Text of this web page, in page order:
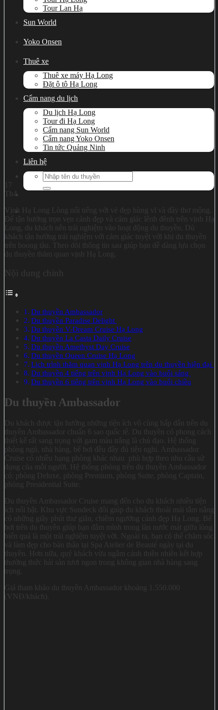
Tour Lan Hạ
Sun World
Yoko Onsen
Thuê xe
Thuê xe máy Hạ Long
Đặt ô tô Hạ Long
Cẩm nang du lịch
Du lịch Hạ Long
Tour đi Hạ Long
Cẩm nang Sun World
Cẩm nang Yoko Onsen
Tin tức Quảng Ninh
Liên hệ
Search
for:
17
Th4
Vịnh Hạ Long Lòng nổi tiếng với vẻ đẹp hùng vĩ và đầy thơ mộng.
Để tận hưởng trọn vẹn cảnh đẹp và cảm giác lênh đênh trên vịnh Hạ
Long, du khách nên trải nghiệm vào hoạt động du thuyền. Dù
khách tận hưởng trải nghiệm với cảm giác tuyệt vời khi du thuyền
trên boong tàu. Theo dõi thông tin sau giúp bạn dễ dàng lựa chọn
du thuyền thăm quan vịnh Hạ Long.
Nội dung chính
Du thuyền Ambassador
Du thuyền Paradise Delight
Du thuyền V-Dream Cruise Hạ Long
Du thuyền La Casta Daily Cruise
Du thuyền Amethyst Day Cruise
Du thuyền Queen Cruise Hạ Long
Lịch trình thăm quan vịnh Hạ Long trên du thuyền hiện đại
Du thuyền 4 tiếng trên vịnh Hạ Long vào buổi sáng
Du thuyền 6 tiếng trên vịnh Hạ Long vào buổi chiều
Du thuyền Ambassador
Du khách được tận hưởng những tiện ích vô cùng hấp dẫn trên du
thuyền Ambassador chuẩn 6 sao quốc tế. Du thuyền có phong cách
thiết kế rất sang trọng với gam màu trắng là chủ đạo. Hệ thống
phòng ngủ, nhà hàng, bể bơi đều đầy đủ tiện nghi. Ambassador
Cruise có nhiều hạng phòng khác nhau phù hợp theo nhu cầu sử
dụng của mỗi người. Hệ thống phòng trên du thuyền Ambassador
có: phòng Deluxe, phòng Premium, phòng Suite, phòng Captain,
phòng Presidential Suite.
Du thuyền Ambassador Cruise mang đến cho du khách nhiều tiện
ích nổi bật. Khu vực Sundeck đôi giúp du khách thoải mái tắm nắng
có những giây phút thư giãn, chiêm ngưỡng cảnh đẹp Hạ Long. Bể
bơi trên du thuyền giúp bạn đắm mình trong làn nước mát giữa lòng
biển quả là một trải nghiệm tuyệt vời. Ngoài ra, bạn có thể chăm sóc
và làm đẹp cho bản thân tại Spa Atelier de Beauté ngày tại du
thuyền. Hơn nữa, quý khách vừa ngắm cảnh thiên nhiên kết hợp
thưởng thức hải sản tươi ngon trong không gian nhà hàng sang
trọng.
Giá tham khảo du thuyền Ambassador khoảng 1.550.000
(VNĐ/khách).